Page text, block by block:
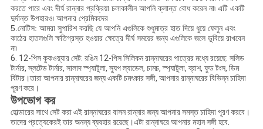
করতে পারে এবং দীর্ঘ রান্নার প্রক্রিয়া চলাকালীন আপনি ক্লান্ত বোধ করেন না৷ এটি একটি
দুর্দান্ত উপহারও৷ আপনার প্রেমিকদের
5.নোটিস: আমরা সুপারিশ করছি যে আপনি এগুলিকে শুধুমাত্র হাত দিয়ে ধুয়ে ফেলুন এবং
কাঠের হাতলগুলি ক্ষতিগ্রস্ত হওয়ার ক্ষেত্রে দীর্ঘ সময়ের জন্য এগুলিকে জলে ডুবিয়ে রাখবেন
না৷
6. 12-পিস কুকওয়্যার সেট: রঙিন 12-পিস সিলিকন রান্নাঘরের পাত্রের মধ্যে রয়েছে: সলিড
টার্নার, স্লটেড টার্নার, সালাদ স্প্যাটুলা, স্যুপ ল্যাডেল, চামচ, স্প্যাটুলা, ব্রাশ, ফুড টংস, ডিম
বিটার।তারা আপনার রান্নাঘরের জন্য একটি চমৎকার সঙ্গী, আপনার রান্নাঘরের বিভিন্ন চাহিদা
পূরণ করে।
উপভোগ কর
হোল্ডারের সাথে সেট করা এই রান্নাঘরের বাসন রান্নার জন্য আপনার সমস্ত চাহিদা পূরণ করবে।
তাদের প্রত্যেকেরই তার অনন্য ব্যবহার রয়েছে।এটা রান্নাঘরে আপনার মহান সঙ্গী হবে.